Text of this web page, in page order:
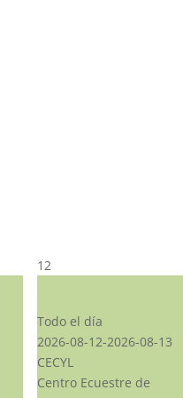
12
Todo el día
2026-08-12-2026-08-13
CECYL
Centro Ecuestre de